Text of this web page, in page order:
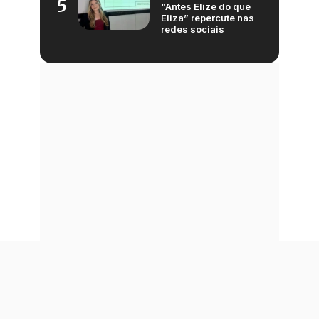
5
“Antes Elize do que
Eliza” repercute nas
redes sociais